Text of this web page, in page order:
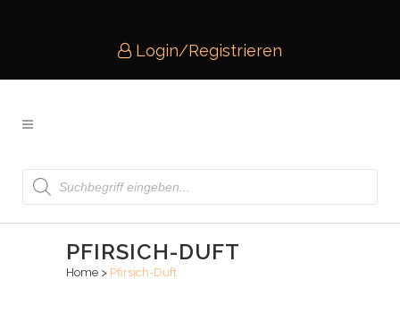
Login/Registrieren
Products
search
PFIRSICH-DUFT
Home > Pfirsich-Duft